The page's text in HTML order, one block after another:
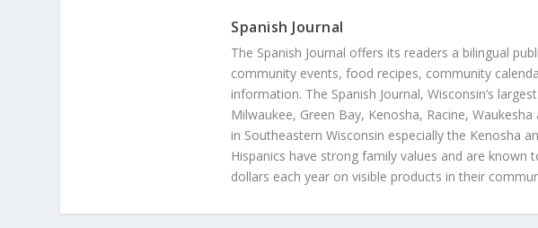
Spanish Journal
The Spanish Journal offers its readers a bilingual
community events, food recipes, community
information. The Spanish Journal, Wisconsin’s
Milwaukee, Green Bay, Kenosha, Racine,
in Southeastern Wisconsin especially the Kenosha
Hispanics have strong family values and are
dollars each year on visible products in their